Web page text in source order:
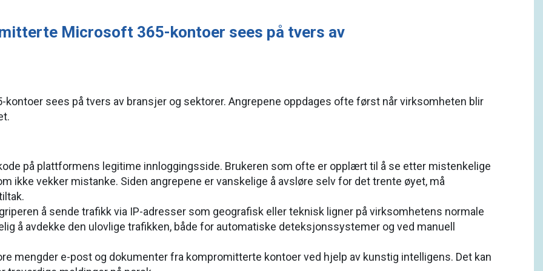
Microsoft 365-kontoer sees på tvers av
sees på tvers av bransjer og sektorer. Angrepene oppdages ofte først når virksomheten blir
på plattformens legitime innloggingsside. Brukeren som ofte er opplært til å se etter mistenkelige
ikke vekker mistanke. Siden angrepene er vanskelige å avsløre selv for det trente øyet, må
å sende trafikk via IP-adresser som geografisk eller teknisk ligner på virksomhetens normale
å avdekke den ulovlige trafikken, både for automatiske deteksjonssystemer og ved manuell
mengder e-post og dokumenter fra kompromitterte kontoer ved hjelp av kunstig intelligens. Det kan